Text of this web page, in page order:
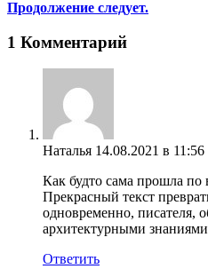
Продолжение следует.
1 Комментарий
Наталья 14.08.2021 в 11:56
Как будто сама прошла по
Прекрасный текст
одновременно, писателя,
архитектурными
Ответить